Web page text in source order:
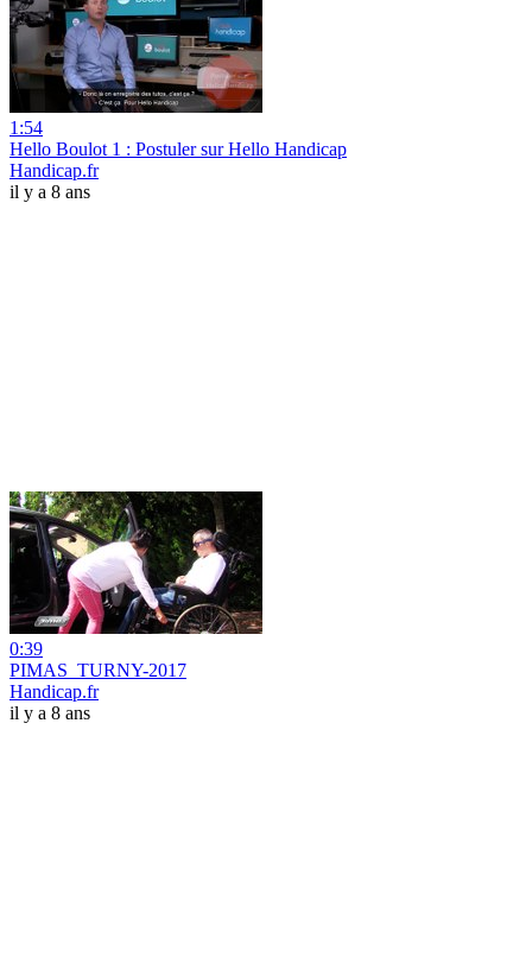
1:54
Hello Boulot 1 : Postuler sur Hello Handicap
Handicap.fr
il y a 8 ans
0:39
PIMAS_TURNY-2017
Handicap.fr
il y a 8 ans